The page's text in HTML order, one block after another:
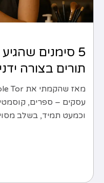
5 סימנים
תורים בצורה
עסקים – ספרים,
וכמעט תמיד, בשלב